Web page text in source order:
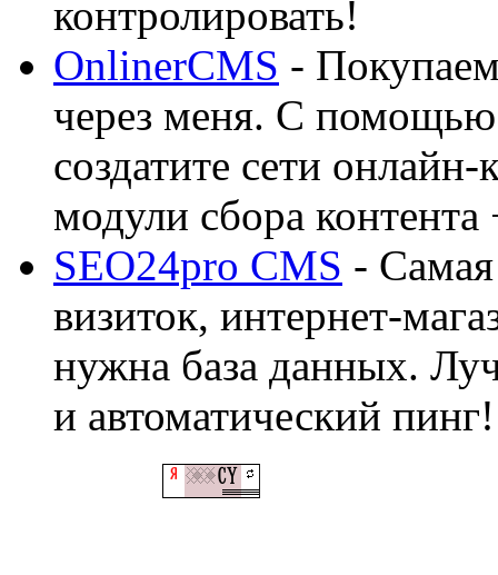
контролировать!
OnlinerCMS -
через меня. С помощью
создатите сети
модули сбора
SEO24pro CMS -
визиток, интернет-
нужна база данных.
и автоматический пинг!